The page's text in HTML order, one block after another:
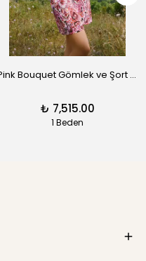
Pink Bouquet Gömlek ve Şort Takım
₺ 7,515.00
1 Beden